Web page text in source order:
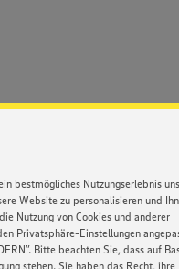
bestmögliches Nutzungserlebnis
Website zu personalisieren und
Nutzung von Cookies und anderer
Privatsphäre-Einstellungen
Bitte beachten Sie, dass auf
stehen. Sie haben das Recht, ihre